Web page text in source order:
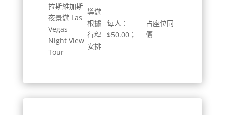
拉斯維加斯
夜景遊 Las
Vegas
Night View
Tour
導遊
根據
行程
安排
每人：
$50.00；
占座位同
價